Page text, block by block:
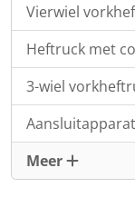
Vierwiel
Heftruck met
3-wiel
Meer